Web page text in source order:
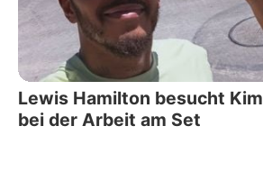
Lewis Hamilton besucht
bei der Arbeit am Set